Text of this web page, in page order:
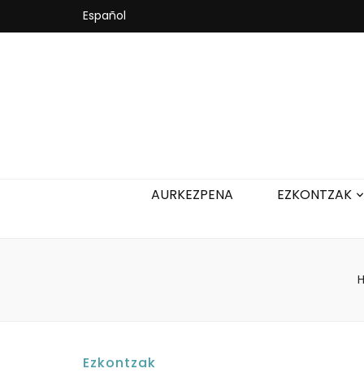
Español
AURKEZPENA EZKONTZAK
Ezkontzak